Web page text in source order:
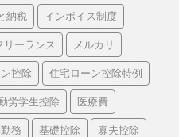
納税 インボイス制度
リーランス メルカリ
控除 住宅ローン控除特例
労学生控除 医療費
務 基礎控除 寡夫控除